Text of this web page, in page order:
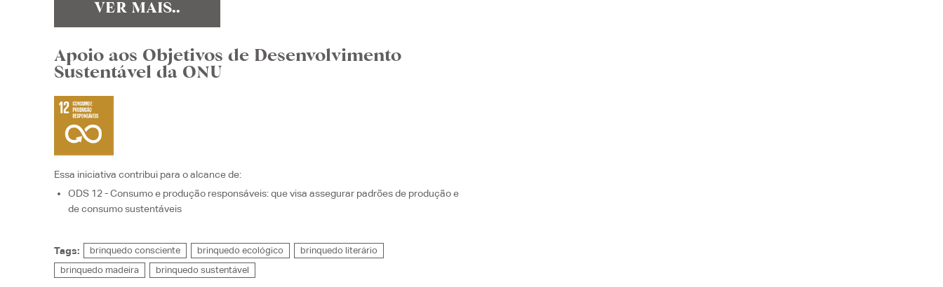
VER MAIS..
Apoio aos Objetivos de Desenvolvimento
Sustentável da ONU
Essa iniciativa contribui para o alcance de:
ODS 12 - Consumo e produção responsáveis: que visaassegurar padrões de produção e
de consumo sustentáveis
Tags: brinquedo consciente brinquedo ecológico
brinquedo literário
brinquedo madeira
brinquedo sustentável